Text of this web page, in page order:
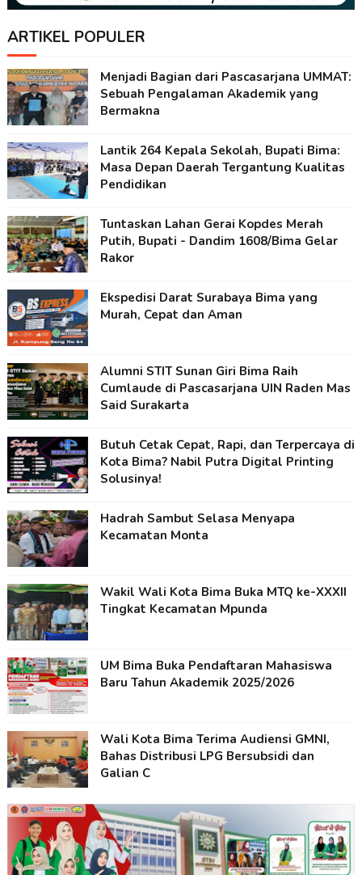
ARTIKEL POPULER
Menjadi Bagian dari Pascasarjana UMMAT:
Sebuah Pengalaman Akademik yang
Bermakna
Lantik 264 Kepala Sekolah, Bupati Bima:
Masa Depan Daerah Tergantung Kualitas
Pendidikan
Tuntaskan Lahan Gerai Kopdes Merah
Putih, Bupati - Dandim 1608/Bima Gelar
Rakor
Ekspedisi Darat Surabaya Bima yang
Murah, Cepat dan Aman
Alumni STIT Sunan Giri Bima Raih
Cumlaude di Pascasarjana UIN Raden Mas
Said Surakarta
Butuh Cetak Cepat, Rapi, dan Terpercaya di
Kota Bima? Nabil Putra Digital Printing
Solusinya!
Hadrah Sambut Selasa Menyapa
Kecamatan Monta
Wakil Wali Kota Bima Buka MTQ ke-XXXII
Tingkat Kecamatan Mpunda
UM Bima Buka Pendaftaran Mahasiswa
Baru Tahun Akademik 2025/2026
Wali Kota Bima Terima Audiensi GMNI,
Bahas Distribusi LPG Bersubsidi dan
Galian C